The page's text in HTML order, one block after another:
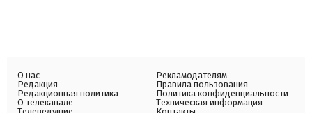
О нас
Редакция
Редакционная политика
О телеканале
Рекламодателям
Правила пользования
Политика конфиденциальности
Техническая информация